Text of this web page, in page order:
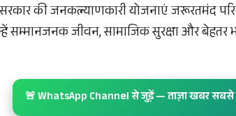
की जनकल्याणकारी योजनाएं जरूरतमंद
सम्मानजनक जीवन, सामाजिक सुरक्षा और बेहतर
🚨 WhatsApp Channel से जुड़ें — ताज़ा खबर